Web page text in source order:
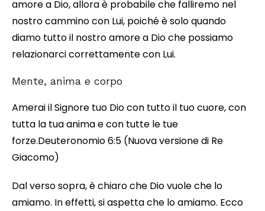
amore a Dio, allora è probabile che falliremo nel
nostro cammino con Lui, poiché è solo quando
diamo tutto il nostro amore a Dio che possiamo
relazionarci correttamente con Lui.
Mente, anima e corpo
Amerai il Signore tuo Dio con tutto il tuo cuore, con
tutta la tua anima e con tutte le tue
forze.Deuteronomio 6:5 (Nuova versione di Re
Giacomo)
Dal verso sopra, è chiaro che Dio vuole che lo
amiamo. In effetti, si aspetta che lo amiamo. Ecco